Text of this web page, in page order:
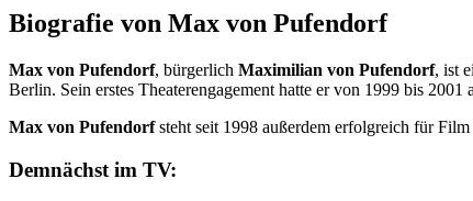
Biografie von Max von Pufendorf
Max von Pufendorf, bürgerlich Maximilian von Pufendorf, ist
Berlin. Sein erstes Theaterengagement hatte er von 1999 bis
Max von Pufendorfsteht seit 1998 außerdem erfolgreich für
Demnächst im TV: